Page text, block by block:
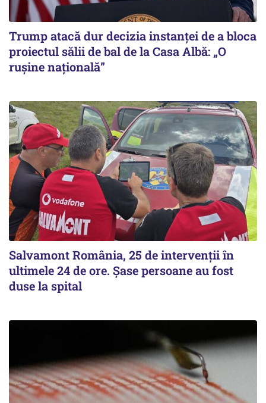
Trump atacă dur decizia instanţei de a bloca
proiectul sălii de bal de la Casa Albă: „O
ruşine naţională”
Salvamont România, 25 de intervenții în
ultimele 24 de ore. Șase persoane au fost
duse la spital